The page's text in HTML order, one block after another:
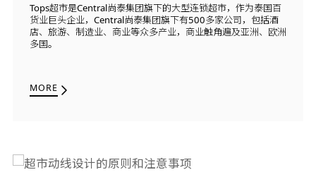
Tops超市是Central尚泰集团旗下的大型连锁超市，作为泰国百
货业巨头企业，Central尚泰集团旗下有500多家公司，包括酒
店、旅游、制造业、商业等众多产业，商业触角遍及亚洲、欧洲
多国。
MORE